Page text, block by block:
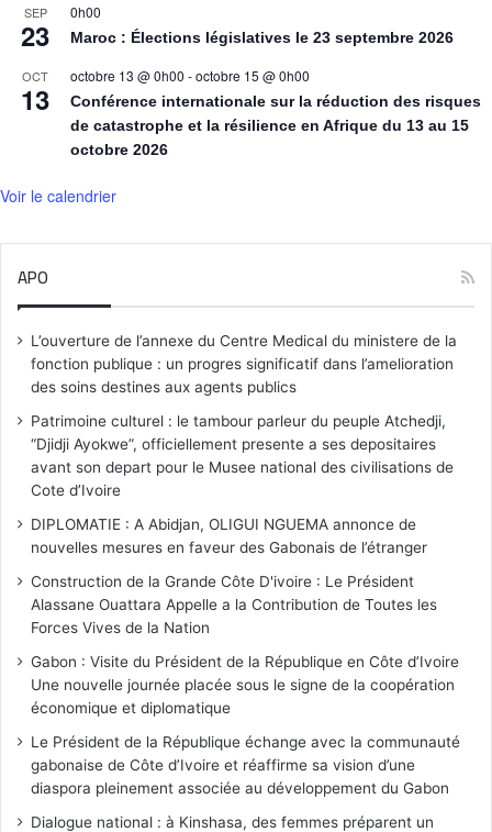
SEP
23
0h00
Maroc : Élections législatives le 23 septembre 2026
OCT
13
octobre 13 @ 0h00 -octobre 15 @ 0h00
Conférence internationale sur la réduction des risques
de catastrophe et la résilience en Afrique du 13 au 15
octobre 2026
Voir le calendrier
APO
L’ouverture de l’annexe du Centre Medical du ministere de la
fonction publique : un progres significatif dans l’amelioration
des soins destines aux agents publics
Patrimoine culturel : le tambour parleur du peuple Atchedji,
“Djidji Ayokwe”, officiellement presente a ses depositaires
avant son depart pour le Musee national des civilisations de
Cote d’Ivoire
DIPLOMATIE : A Abidjan, OLIGUI NGUEMA annonce de
nouvelles mesures en faveur des Gabonais de l’étranger
Construction de la Grande Côte D'ivoire : Le Président
Alassane Ouattara Appelle a la Contribution de Toutes les
Forces Vives de la Nation
Gabon : Visite du Président de la République en Côte d’Ivoire
Une nouvelle journée placée sous le signe de la coopération
économique et diplomatique
Le Président de la République échange avec la communauté
gabonaise de Côte d’Ivoire et réaffirme sa vision d’une
diaspora pleinement associée au développement du Gabon
Dialogue national : à Kinshasa, des femmes préparent un